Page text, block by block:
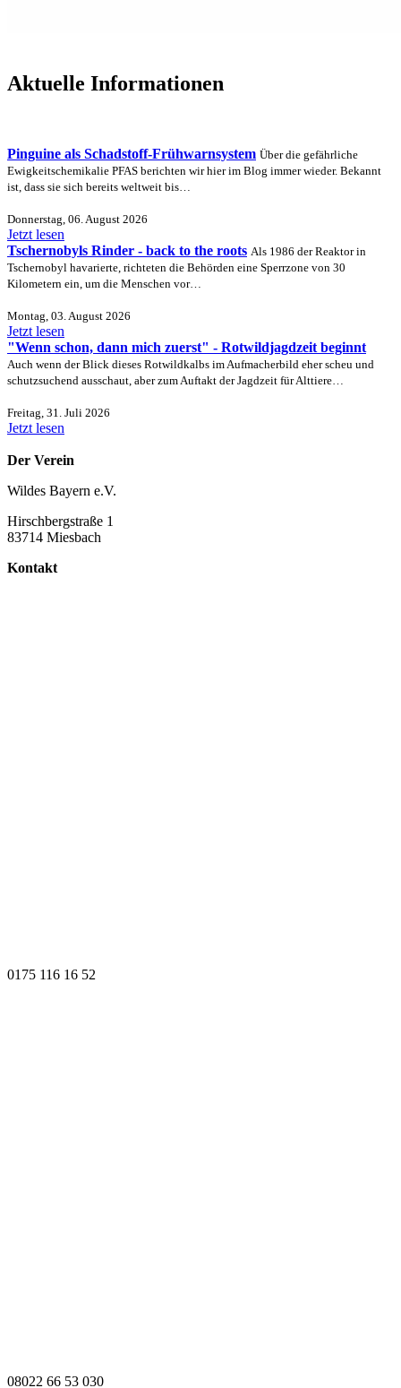
Aktuelle Informationen
Pinguine als Schadstoff-Frühwarnsystem Über die gefährliche
Ewigkeitschemikalie PFAS berichten wir hier im Blog immer wieder. Bekannt
ist, dass sie sich bereits weltweit bis…
Donnerstag, 06. August 2026
Jetzt lesen
Tschernobyls Rinder - back to the roots Als 1986 der Reaktor in
Tschernobyl havarierte, richteten die Behörden eine Sperrzone von 30
Kilometern ein, um die Menschen vor…
Montag, 03. August 2026
Jetzt lesen
"Wenn schon, dann mich zuerst" - Rotwildjagdzeit beginnt
Auch wenn der Blick dieses Rotwildkalbs im Aufmacherbild eher scheu und
schutzsuchend ausschaut, aber zum Auftakt der Jagdzeit für Alttiere…
Freitag, 31. Juli 2026
Jetzt lesen
Der Verein
Wildes Bayern e.V.
Hirschbergstraße 1
83714 Miesbach
Kontakt
0175 116 16 52
08022 66 53 030